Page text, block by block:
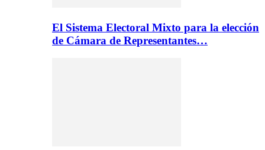
El Sistema Electoral Mixto para la elección
de Cámara de Representantes…